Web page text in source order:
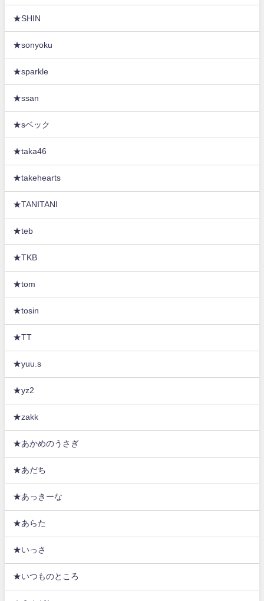
★SHIN
★sonyoku
★sparkle
★ssan
★sベック
★taka46
★takehearts
★TANITANI
★teb
★TKB
★tom
★tosin
★TT
★yuu.s
★yz2
★zakk
★あかめのうさぎ
★あだち
★あっきーな
★あらた
★いっさ
★いつものところ